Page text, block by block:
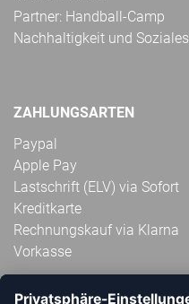
Partner: Handball-Camp
Nachhaltigkeit und Soziales
ZAHLUNGSARTEN
Paypal
Apple Pay
Lastschrift (ELV) via Sofort
Kreditkarte
Rechnungskauf via Klarna
Vorkasse